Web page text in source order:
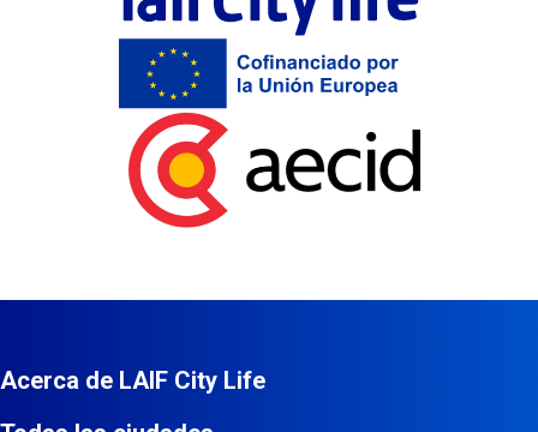
Acerca de LAIF City Life